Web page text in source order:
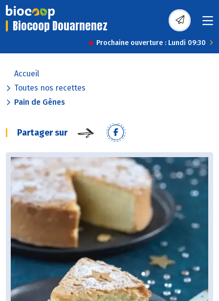
Biocoop Douarnenez
Prochaine ouverture : Lundi 09:30
Accueil
Toutes nos recettes
Pain de Gênes
Partager sur